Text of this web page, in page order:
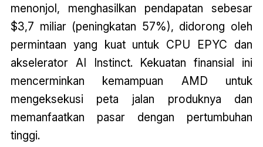
menonjol, menghasilkan pendapatan sebesar
$3,7 miliar (peningkatan 57%), didorong oleh
permintaan yang kuat untuk CPU EPYC dan
akselerator AI Instinct. Kekuatan finansial ini
mencerminkan kemampuan AMD untuk
mengeksekusi peta jalan produknya dan
memanfaatkan pasar dengan pertumbuhan
tinggi.